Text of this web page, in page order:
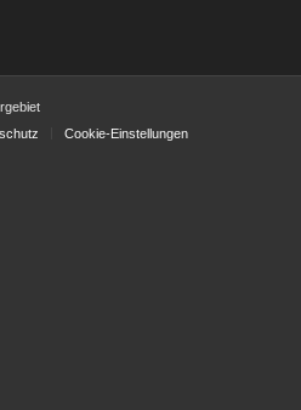
Cookie-Einstellungen